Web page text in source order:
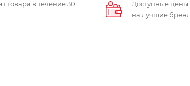
товара в течение 30
Доступные цены
на лучшие